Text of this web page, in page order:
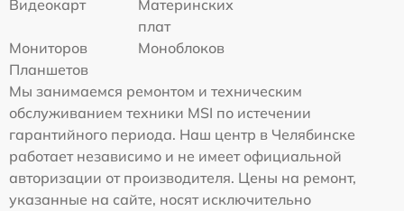
Видеокарт
Материнских
плат
Мониторов
Моноблоков
Планшетов
Мы занимаемся ремонтом и техническим
обслуживанием техники MSI по истечении
гарантийного периода. Наш центр в Челябинске
работает независимо и не имеет официальной
авторизации от производителя. Цены на ремонт,
указанные на сайте, носят исключительно